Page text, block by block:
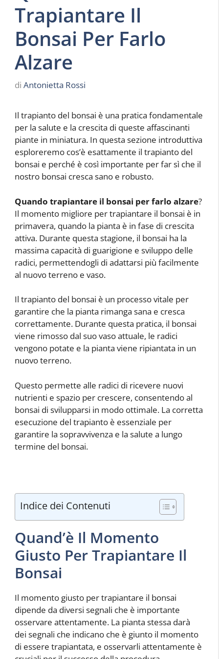
Trapiantare Il
Bonsai Per Farlo
Alzare
di Antonietta Rossi
Il trapianto del bonsai è una pratica fondamentale
per la salute e la crescita di queste affascinanti
piante in miniatura. In questa sezione introduttiva
esploreremo cos’è esattamente il trapianto del
bonsai e perché è così importante per far sì che il
nostro bonsai cresca sano e robusto.
Quando trapiantare il bonsai per farlo alzare?
Il momento migliore per trapiantare il bonsai è in
primavera, quando la pianta è in fase di crescita
attiva. Durante questa stagione, il bonsai ha la
massima capacità di guarigione e sviluppo delle
radici, permettendogli di adattarsi più facilmente
al nuovo terreno e vaso.
Il trapianto del bonsai è un processo vitale per
garantire che la pianta rimanga sana e cresca
correttamente. Durante questa pratica, il bonsai
viene rimosso dal suo vaso attuale, le radici
vengono potate e la pianta viene ripiantata in un
nuovo terreno.
Questo permette alle radici di ricevere nuovi
nutrienti e spazio per crescere, consentendo al
bonsai di svilupparsi in modo ottimale. La corretta
esecuzione del trapianto è essenziale per
garantire la sopravvivenza e la salute a lungo
termine del bonsai.
Indice dei Contenuti
Quand’è Il Momento
Giusto Per Trapiantare Il
Bonsai
Il momento giusto per trapiantare il bonsai
dipende da diversi segnali che è importante
osservare attentamente. La pianta stessa darà
dei segnali che indicano che è giunto il momento
di essere trapiantata, e osservarli attentamente è